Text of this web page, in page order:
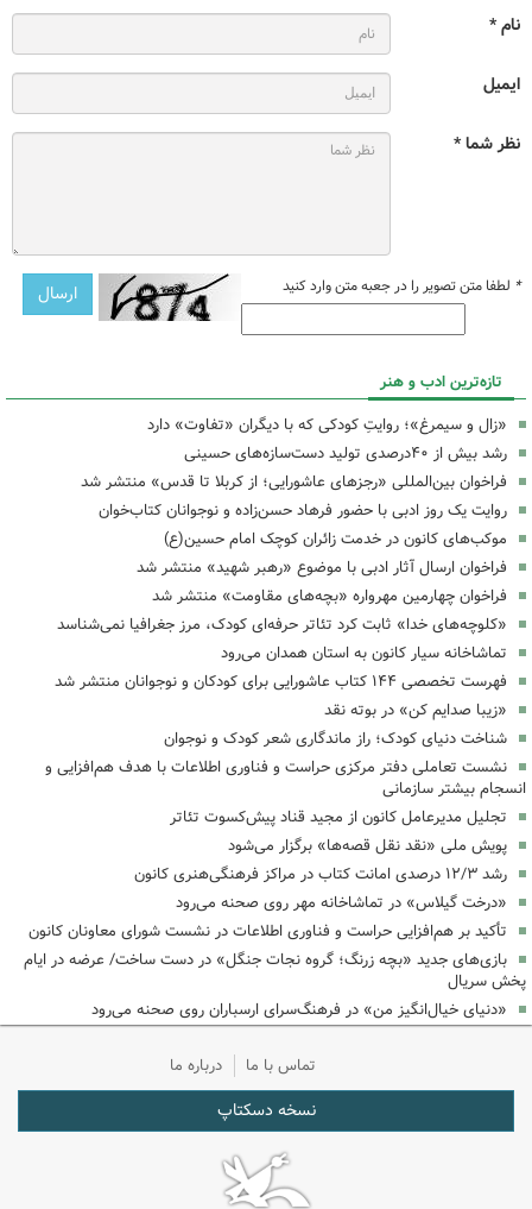
نام *
ایمیل
نظر شما *
* لطفا متن تصویر را در جعبه متن وارد کنید
تازه‌ترین ادب و هنر
«زال و سیمرغ»؛ روایتِ کودکی که با دیگران «تفاوت» دارد
رشد بیش از ۴۰درصدی تولید دست‌سازه‌های حسینی
فراخوان بین‌المللی «رجزهای عاشورایی؛ از کربلا تا قدس» منتشر شد
روایت یک روز ادبی با حضور فرهاد حسن‌زاده و نوجوانان کتاب‌خوان
موکب‌های کانون در خدمت زائران کوچک امام حسین(ع)
فراخوان ارسال آثار ادبی با موضوع «رهبر شهید» منتشر شد
فراخوان چهارمین مهرواره «بچه‌های مقاومت» منتشر شد
«کلوچه‌های خدا» ثابت کرد تئاتر حرفه‌ای کودک، مرز جغرافیا نمی‌شناسد
تماشاخانه سیار کانون به استان همدان می‌رود
فهرست تخصصی ۱۴۴ کتاب عاشورایی برای کودکان و نوجوانان منتشر شد
«زیبا صدایم کن» در بوته نقد
شناخت دنیای کودک؛ راز ماندگاری شعر کودک و نوجوان
نشست تعاملی دفتر مرکزی حراست و فناوری اطلاعات با هدف هم‌افزایی و
انسجام بیشتر سازمانی
تجلیل مدیرعامل کانون از مجید قناد پیش‌کسوت تئاتر
پویش ملی «نقد نقل قصه‌ها» برگزار می‌شود
رشد ۱۲/۳ درصدی امانت کتاب در مراکز فرهنگی‌هنری کانون
«درخت گیلاس» در تماشاخانه مهر روی صحنه می‌رود
تأکید بر هم‌افزایی حراست و فناوری اطلاعات در نشست شورای معاونان کانون
بازی‌های جدید «بچه زرنگ؛ گروه نجات جنگل» در دست ساخت/ عرضه در ایام
پخش سریال
«دنیای خیال‌انگیز من» در فرهنگ‌سرای ارسباران روی صحنه می‌رود
تماس با ما درباره ما
نسخه دسکتاپ